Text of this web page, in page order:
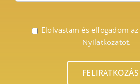
Elolvastam és elfogadom az
Nyilatkozatot.